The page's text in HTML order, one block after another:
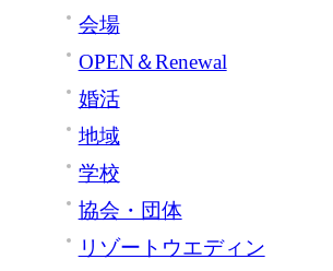
会場
OPEN＆Renewal
婚活
地域
学校
協会・団体
リゾートウエディン